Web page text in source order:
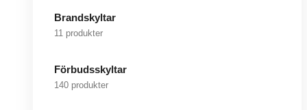
Brandskyltar
11 produkter
Förbudsskyltar
140 produkter